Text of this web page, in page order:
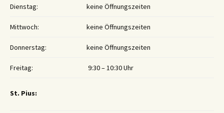
Dienstag: keine Öffnungszeiten
Mittwoch: keine Öffnungszeiten
Donnerstag: keine Öffnungszeiten
Freitag: 9:30 – 10:30 Uhr
St. Pius: